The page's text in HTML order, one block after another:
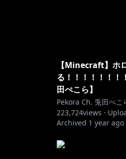
【Minecraft】ホ
る！！！！！！！
田ぺこら】
Pekora Ch. 兎田ぺこ
223,724views ·
Archived 1 year ago